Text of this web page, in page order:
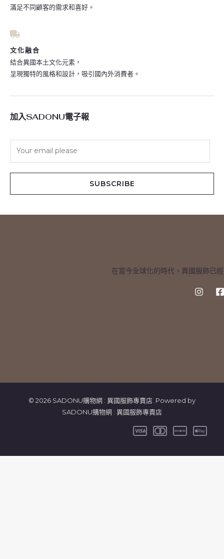
滿足不同顧客的需求和喜好。
文化融合
結合異國本土文化元素，
呈現獨特的風格和設計，吸引國內外消費者。
加入SADONU電子報
SUBSCRIBE
在當今全球化的時代，異國服飾已
© 2026 SADONU購物網 : 異國服飾專賣店. Powered by
SADONU購物網 : 異國服飾專賣店